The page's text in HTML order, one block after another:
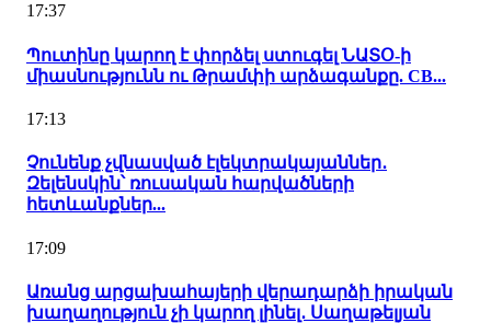
17:37
Պուտինը կարող է փորձել ստուգել ՆԱՏՕ-ի
միասնությունն ու Թրամփի արձագանքը. CB...
17:13
Չունենք չվնասված էլեկտրակայաններ․
Զելենսկին՝ ռուսական հարվածների
հետևանքներ...
17:09
Առանց արցախահայերի վերադարձի իրական
խաղաղություն չի կարող լինել․ Սաղաթելյան